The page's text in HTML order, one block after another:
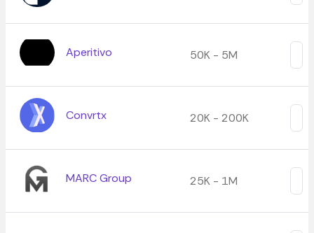
Aperitivo 50K - 5M
Convrtx 20K - 200K
MARC Group 25K - 1M